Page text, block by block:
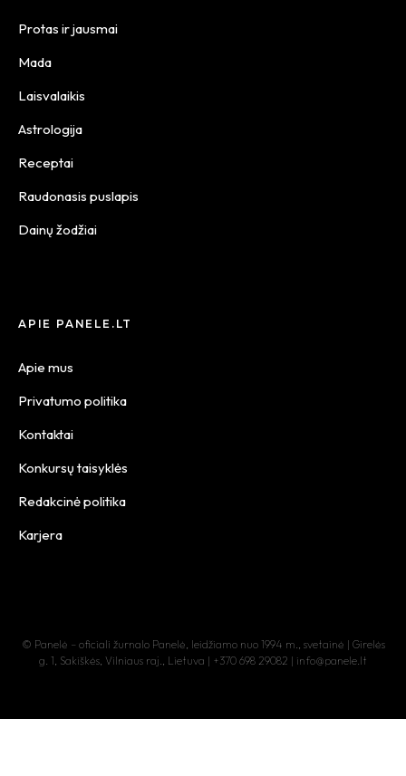
Protas ir jausmai
Mada
Laisvalaikis
Astrologija
Receptai
Raudonasis puslapis
Dainų žodžiai
APIE PANELE.LT
Apie mus
Privatumo politika
Kontaktai
Konkursų taisyklės
Redakcinė politika
Karjera
© Panelė – oficiali žurnalo Panelė, leidžiamo nuo 1994 m., svetainė | Girelės
g. 1, Sakiškės, Vilniaus raj., Lietuva | +370 698 29082 | info@panele.lt